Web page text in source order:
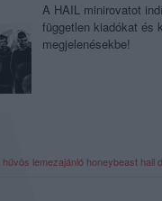
A HAIL minirovatot
független kiadókat és
megjelenésekbe!
hűvös lemezajánló honeybeast hail